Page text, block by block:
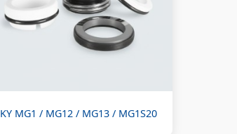
KY MG1 / MG12 / MG13 / MG1S20